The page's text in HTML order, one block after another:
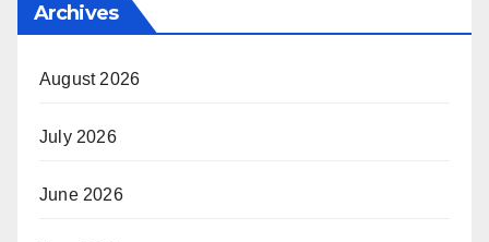
Archives
August 2026
July 2026
June 2026